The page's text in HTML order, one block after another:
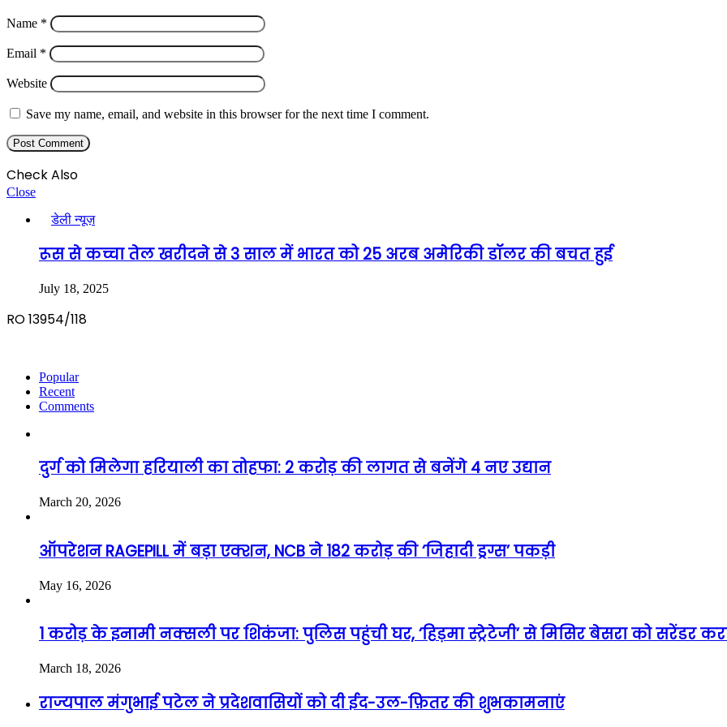
Name *
Email *
Website
Save my name, email, and website in this browser for the next time I comment.
Check Also
Close
डेली न्यूज़
रूस से कच्चा तेल खरीदने से 3 साल में भारत को 25 अरब अमेरिकी डॉलर की बचत हुई
July 18, 2025
RO 13954/118
Popular
Recent
Comments
दुर्ग को मिलेगा हरियाली का तोहफा: 2 करोड़ की लागत से बनेंगे 4 नए उद्यान
March 20, 2026
ऑपरेशन RAGEPILL में बड़ा एक्शन, NCB ने 182 करोड़ की ‘जिहादी ड्रग्स’ पकड़ी
May 16, 2026
1 करोड़ के इनामी नक्सली पर शिकंजा: पुलिस पहुंची घर, ‘हिड़मा स्ट्रेटेजी’ से मिसिर बेसरा को सरेंडर
March 18, 2026
राज्यपाल मंगुभाई पटेल ने प्रदेशवासियों को दी ईद-उल-फ़ितर की शुभकामनाएं